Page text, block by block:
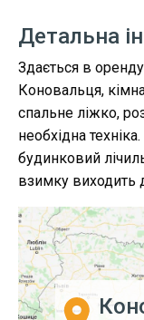
Детальна
Здається в
Коновальця,
спальне ліжко,
необхідна
будинковий
взимку виходить